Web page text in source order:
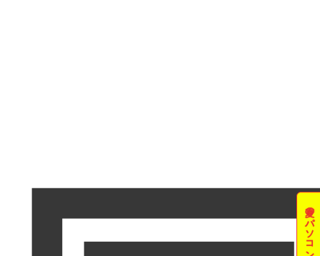
夏のパソコン祭